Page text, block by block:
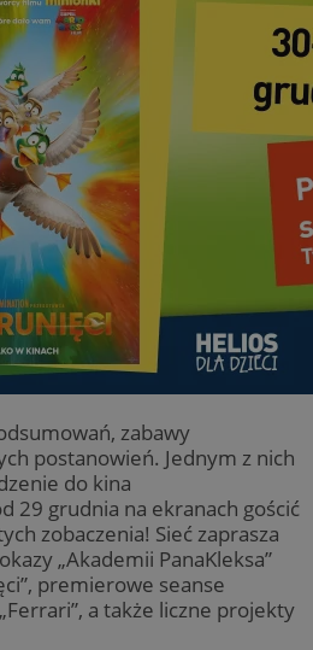
zabawy
postanowień. Jednym z nich
do kina
29 grudnia na ekranach gościć
zobaczenia! Sieć zaprasza
„Akademii PanaKleksa”
premierowe seanse
a także liczne projekty